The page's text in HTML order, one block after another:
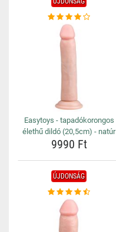
Easytoys - tapadókorongos
élethű dildó (20,5cm) - natúr
9990 Ft
ÚJDONSÁG